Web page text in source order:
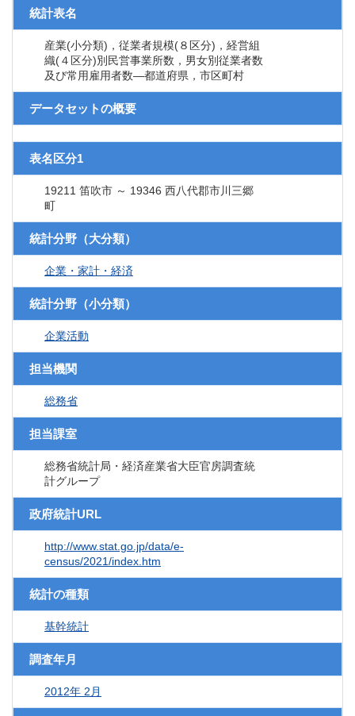
統計表名
産業(小分類)，従業者規模(８区分)，経営組
織(４区分)別民営事業所数，男女別従業者数
及び常用雇用者数―都道府県，市区町村
データセットの概要
表名区分1
19211 笛吹市 ～ 19346 西八代郡市川三郷
町
統計分野（大分類）
企業・家計・経済
統計分野（小分類）
企業活動
担当機関
総務省
担当課室
総務省統計局・経済産業省大臣官房調査統
計グループ
政府統計URL
http://www.stat.go.jp/data/e-
census/2021/index.htm
統計の種類
基幹統計
調査年月
2012年 2月